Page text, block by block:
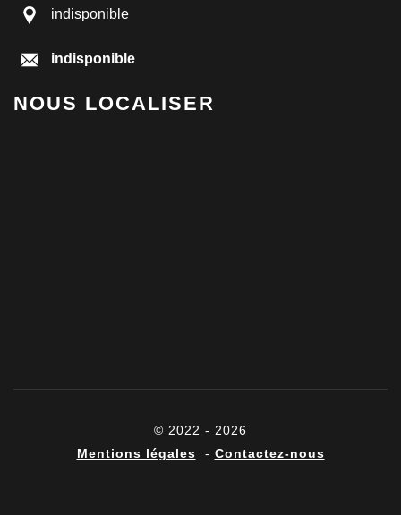
indisponible
indisponible
NOUS LOCALISER
© 2022 - 2026
Mentions légales - Contactez-nous